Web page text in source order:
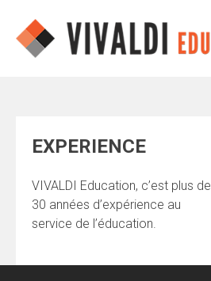
content
EXPERIENCE
VIVALDI Education, c’est plus de
30 années d’expérience au
service de l’éducation.